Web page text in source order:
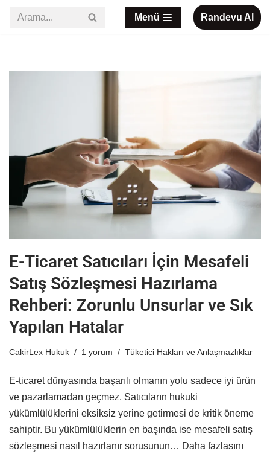
Menü Randevu Al
E-Ticaret Satıcıları İçin Mesafeli
Satış Sözleşmesi Hazırlama
Rehberi: Zorunlu Unsurlar ve Sık
Yapılan Hatalar
CakirLex Hukuk 1 yorum Tüketici Hakları ve Anlaşmazlıklar
E-ticaret dünyasında başarılı olmanın yolu sadece iyi ürün
ve pazarlamadan geçmez. Satıcıların hukuki
yükümlülüklerini eksiksiz yerine getirmesi de kritik öneme
sahiptir. Bu yükümlülüklerin en başında ise mesafeli satış
sözleşmesi nasıl hazırlanır sorusunun… Daha fazlasını